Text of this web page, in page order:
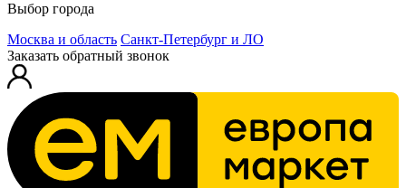
Выбор города
Москва и область Санкт-Петербург и ЛО
Заказать обратный звонок